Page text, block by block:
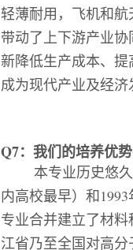
轻薄耐用，飞机和
带动了上下游产业
新降低生产成本、
成为现代产业及经
Q7：我们的培养优
本专业历史悠
内高校最早）和1993
专业合并建立了材
江省乃至全国对高